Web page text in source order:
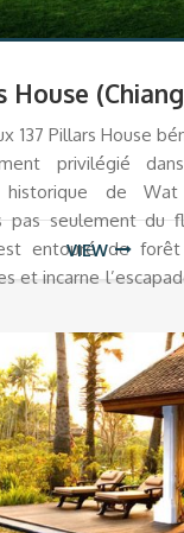
House
137 Pillars House
privilégié
historique de
pas seulement du
entouré de forêt
et incarne
VIEW